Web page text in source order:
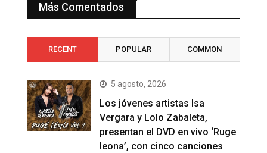
Más Comentados
RECENT POPULAR COMMON
5 agosto, 2026
Los jóvenes artistas Isa
Vergara y Lolo Zabaleta,
presentan el DVD en vivo ‘Ruge
leona’, con cinco canciones